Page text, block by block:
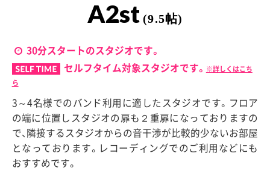
A2st (9.5帖)
30分スタートのスタジオです。
セルフタイム対象スタジオです。 ※詳しくはこち
ら
3～4名様でのバンド利用に適したスタジオです。フロア
の端に位置しスタジオの扉も２重扉になっておりますの
で、隣接するスタジオからの音干渉が比較的少ないお部屋
となっております。レコーディングでのご利用などにも
おすすめです。